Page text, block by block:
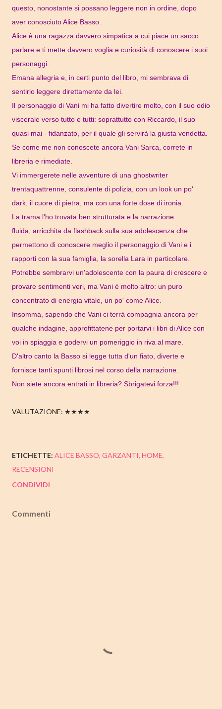
questo, nonostante si possano leggere non in ordine, dopo
aver conosciuto Alice Basso.
Alice è una ragazza davvero simpatica a cui piace un sacco
parlare e ti mette davvero voglia e curiosità di conoscere i suoi
personaggi.
Emana allegria e, in certi punto del libro, mi sembrava di
sentirlo leggere direttamente da lei.
Il personaggio di Vani mi ha fatto divertire molto, con il suo odio
viscerale verso tutto e tutti: soprattutto con Riccardo, il suo
quasi mai - fidanzato, per il quale gli servirà la giusta vendetta.
Se come me non conoscete ancora Vani Sarca, correte in
libreria e rimediate.
Vi immergerete nelle avventure di una ghostwriter
trentaquattrenne, consulente di polizia, con un look un po'
dark, il cuore di pietra, ma con una forte dose di ironia.
La trama l'ho trovata ben strutturata e la narrazione
fluida, arricchita da flashback sulla sua adolescenza che
permettono di conoscere meglio il personaggio di Vani e i
rapporti con la sua famiglia, la sorella Lara in particolare.
Potrebbe sembrarvi un'adolescente con la paura di crescere e
provare sentimenti veri, ma Vani è molto altro: un puro
concentrato di energia vitale, un po' come Alice.
Insomma, sapendo che Vani ci terrà compagnia ancora per
qualche indagine, approfittatene per portarvi i libri di Alice con
voi in spiaggia e godervi un pomeriggio in riva al mare.
D'altro canto la Basso si legge tutta d'un fiato, diverte e
fornisce tanti spunti librosi nel corso della narrazione.
Non siete ancora entrati in libreria? Sbrigatevi forza!!!
VALUTAZIONE: ★★★★
ETICHETTE: ALICE BASSO GARZANTI HOME
RECENSIONI
CONDIVIDI
Commenti